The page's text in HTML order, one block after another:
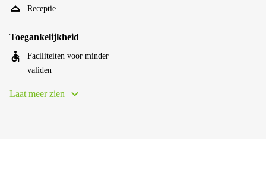
Receptie
Toegankelijkheid
Faciliteiten voor minder
validen
Laat meer zien